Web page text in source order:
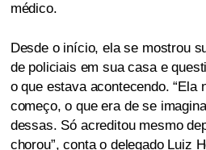
médico.
Desde o início, ela se mostrou
de policiais em sua casa e
o que estava acontecendo. “Ela
começo, o que era de se
dessas. Só acreditou mesmo
chorou”, conta o delegado Luiz